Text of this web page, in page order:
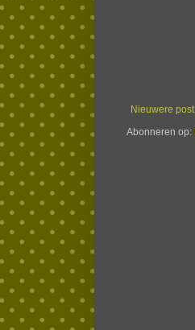
Nieuwere post
Abonneren op: